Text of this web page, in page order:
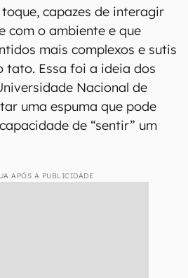
capazes de interagir
com o ambiente e que
mais complexos e sutis
tato. Essa foi a ideia dos
Nacional de
uma espuma que pode
de “sentir” um
APÓS A PUBLICIDADE